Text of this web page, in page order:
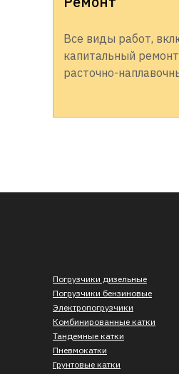
Все виды работ,
капитальный
расточно-
Погрузчики дизельные
Погрузчики бензиновые
Электропогрузчики
Комбинированные катки
Грунтовые катки
Тандемные катки
Пневмокатки